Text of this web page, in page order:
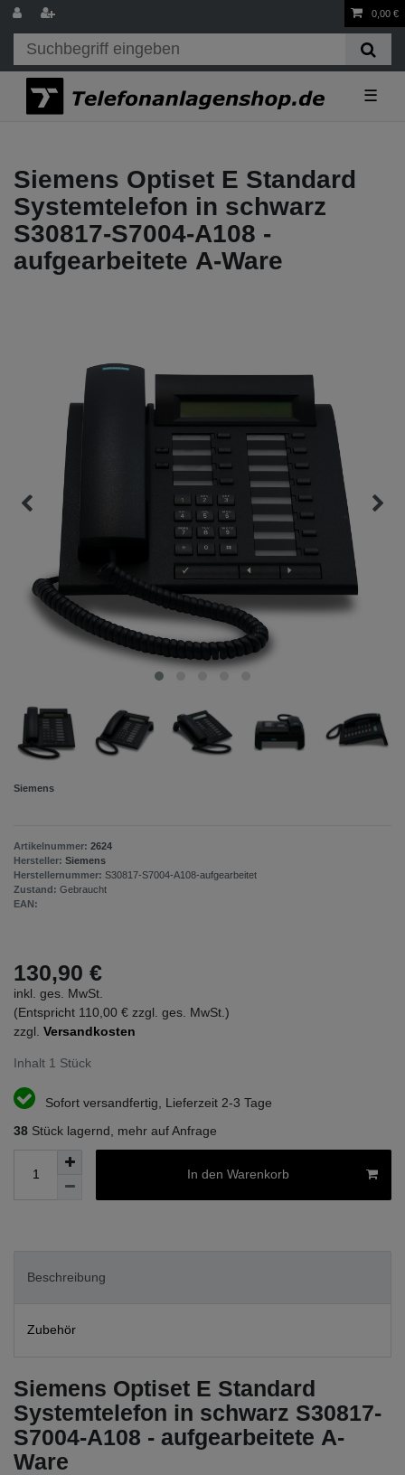
0,00 €
☰
Siemens Optiset E Standard
Systemtelefon in schwarz
S30817-S7004-A108 -
aufgearbeitete A-Ware
Siemens
Artikelnummer: 2624
Hersteller: Siemens
Herstellernummer: S30817-S7004-A108-aufgearbeitet
Zustand: Gebraucht
EAN:
130,90 €
inkl. ges. MwSt.
(Entspricht 110,00 € zzgl. ges. MwSt.)
zzgl. Versandkosten
Inhalt 1 Stück
Sofort versandfertig, Lieferzeit 2-3 Tage
38 Stück lagernd, mehr auf Anfrage
In den Warenkorb
Beschreibung
Zubehör
Siemens Optiset E Standard
Systemtelefon in schwarz S30817-
S7004-A108 - aufgearbeitete A-
Ware